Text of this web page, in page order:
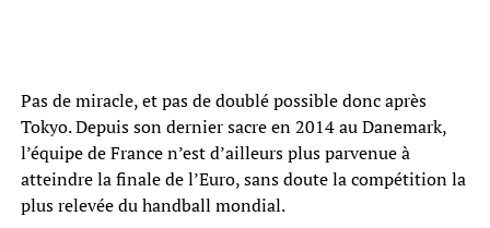
Pas de miracle, et pas de doublé possible donc après
Tokyo. Depuis son dernier sacre en 2014 au Danemark,
l’équipe de France n’est d’ailleurs plus parvenue à
atteindre la finale de l’Euro, sans doute la compétition la
plus relevée du handball mondial.